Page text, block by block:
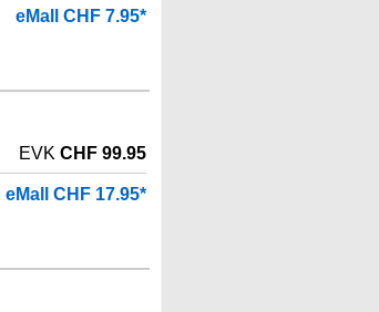
eMall CHF 7.95*
EVK CHF 99.95
eMall CHF 17.95*